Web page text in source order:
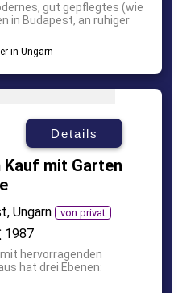
gut gepflegtes (wie
in Budapest, an ruhiger
Details
Kauf mit Garten
Ungarn von privat
1987
hervorragenden
hat drei Ebenen: